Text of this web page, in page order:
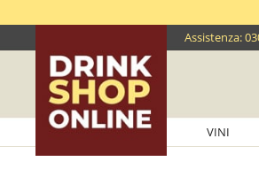
Assistenza:
VINI